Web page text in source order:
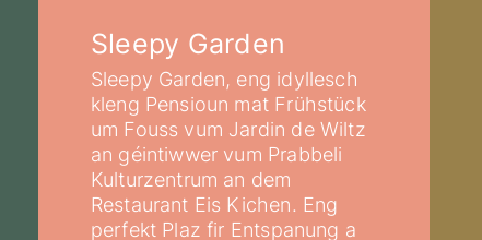
Sleepy Garden
Sleepy Garden, eng idyllesch
kleng Pensioun mat Frühstück
um Fouss vum Jardin de Wiltz
an géintiwwer vum Prabbeli
Kulturzentrum an dem
Restaurant Eis Kichen. Eng
perfekt Plaz fir Entspanung a